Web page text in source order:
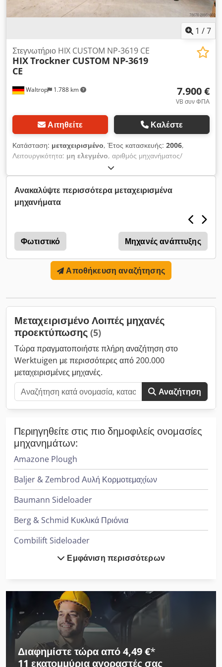
1 /7
Waltrop 1.788 km
Στεγνωτήριο HIX CUSTOM NP-3619 CE
HIXTrockner CUSTOM NP-3619
CE
7.900 €
VB συν ΦΠΑ
Αιτηθείτε Καλέστε
Κατάσταση: μεταχειρισμένο, Έτος κατασκευής: 2006,
Λειτουργικότητα: μη ελεγμένο, αριθμός μηχανήματος/
, συνολικό μήκος:
πλάτος:1.140 χιλ., συνολικό ύψος:1.270 χιλ., τάση εισόδου:
380 V, είδος εισερχόμενου ρεύματος:τριφασικός, πλάτος
εισαγωγής: 890 χιλ. , μέγιστο ύψος προϊόντος:
συχνότητα εισόδου:
μεταχειρισμένο ξηραντήρα HIX CUSTOM NP-3619 CE, έτος
Ένταση ρεύματος στα 415 V: 40 A Ένταση ρεύματος στα 380
V: 37 A Εύρος τάσης: 380–415 V Συχνότητα: 50/60 Hz Αριθμός
αγωγών: 5 Τάση φάσης/ουδετέρου: 220–240 V Σειριακός
αριθμός: 360-6988C Εάν έχετε απορίες ή χρειάζεστε
περισσότερες πληροφορίες, παρακαλούμε στείλτε μας μήνυμα
Ανακαλύψτε περισσότερα μεταχειρισμένα
μηχανήματα
Φωτιστικό Μηχανές ανάπτυξης
Αποθήκευση αναζήτησης
Μεταχειρισμένο Λοιπές μηχανές
προεκτύπωσης (5)
Τώρα πραγματοποιήστε πλήρη αναζήτηση στο
Werktuigen με περισσότερες από 200.000
μεταχειρισμένες μηχανές.
Αναζήτηση
Περιηγηθείτε στις πιο δημοφιλείς ονομασίες
μηχανημάτων:
Amazone Plough
Baljer & Zembrod Αυλή Κορμοτεμαχίων
Baumann Sideloader
Berg & Schmid Κυκλικά Πριόνια
Combilift Sideloader
Cvs Ferrari Reachstacker
Fischer & Krecke Πιέσεις Φλεξογραφικής Εκτύπωσης
Herkules Mulcher
Hp Εκτυπωτής
Εμφάνιση περισσότερων
Διαφημίστε τώρα από 4,49 €*
11 εκατομμύρια αγοραστέςσας